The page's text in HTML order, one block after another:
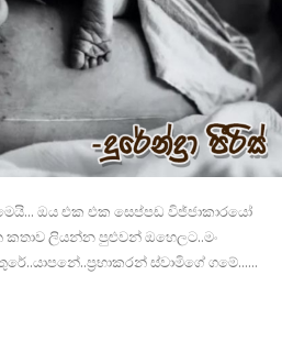
ඔය එක එක සෙප්පඩ විජ්ජාකාරයෝ
ලියන්න පුළුවන් ඔහෙලට..මං
ස්වාමිගේ ගමේ......